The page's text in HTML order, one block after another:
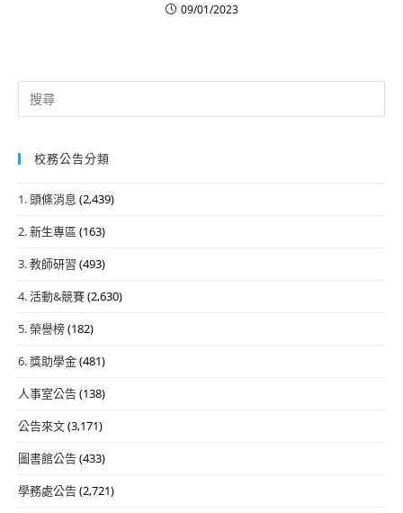
09/01/2023
Search
for:
校務公告分類
1. 頭條消息 (2,439)
2. 新生專區 (163)
3. 教師研習 (493)
4. 活動&競賽(2,630)
5. 榮譽榜(182)
6. 獎助學金(481)
人事室公告(138)
公告來文(3,171)
圖書館公告(433)
學務處公告(2,721)